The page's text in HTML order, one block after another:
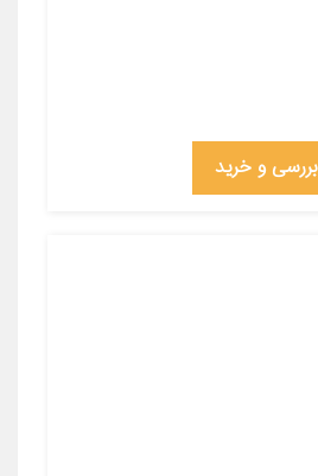
بررسی و خرید